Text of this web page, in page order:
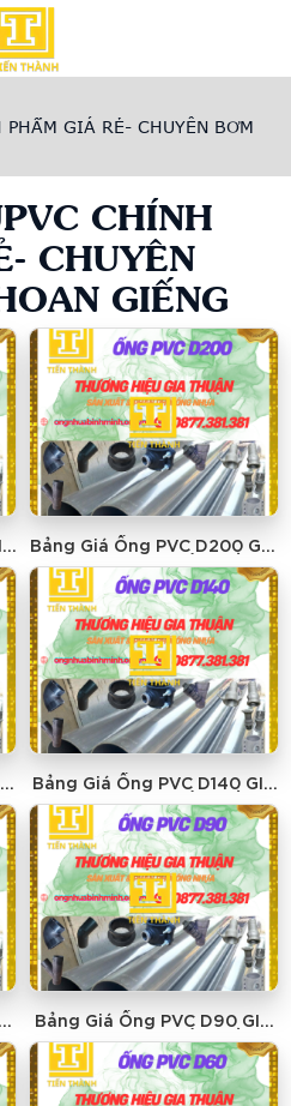
GIÁ RẺ- CHUYÊN BƠM
CHÍNH
CHUYÊN
GIẾNG
Bảng Giá Ống PVC D200 GIA
THUẬN - GIÁ RẺ NHẤT
Bảng Giá Ống PVC D140 GIA
THUẬN - GIÁ RẺ NHẤT
Bảng Giá Ống PVC D90 GIA
THUẬN - GIÁ RẺ NHẤT